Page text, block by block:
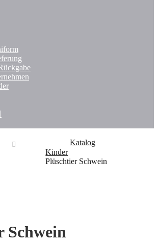
Katalog
Kinder
Plüschtier Schwein
Schwein